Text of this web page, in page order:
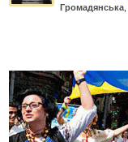
Громадянська